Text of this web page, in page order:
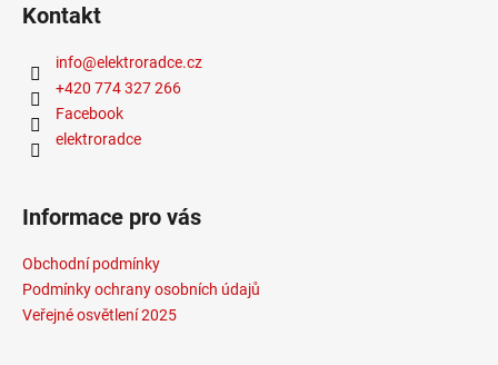
Kontakt
info@elektroradce.cz
+420 774 327 266
Facebook
elektroradce
Informace pro vás
Obchodní podmínky
Podmínky ochrany osobních údajů
Veřejné osvětlení 2025